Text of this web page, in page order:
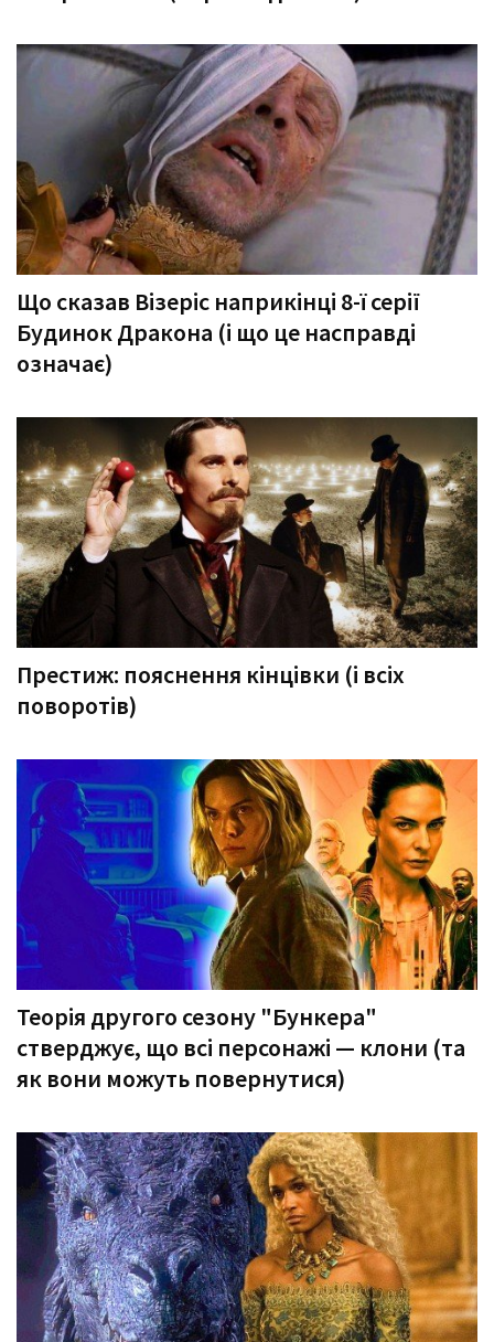
Що сказав Візеріс наприкінці 8-ї серії
Будинок Дракона (і що це насправді
означає)
Престиж: пояснення кінцівки (і всіх
поворотів)
Теорія другого сезону "Бункера"
стверджує, що всі персонажі — клони (та
як вони можуть повернутися)